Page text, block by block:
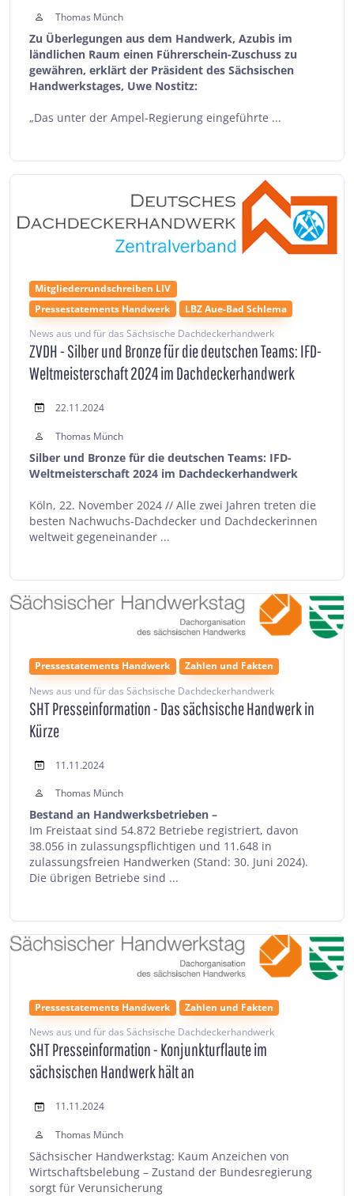
Thomas Münch
Zu Überlegungen aus dem Handwerk, Azubis im
ländlichen Raum einen Führerschein-Zuschuss zu
gewähren, erklärt der Präsident des Sächsischen
Handwerkstages, Uwe Nostitz:
„Das unter der Ampel-Regierung eingeführte ...
Mitgliederrundschreiben LIV
Pressestatements Handwerk
LBZ Aue-Bad Schlema
News aus und für das Sächsische Dachdeckerhandwerk
ZVDH - Silber und Bronze für die deutschen Teams: IFD-
Weltmeisterschaft 2024 im Dachdeckerhandwerk
22.11.2024
Thomas Münch
Silber und Bronze für die deutschen Teams: IFD-
Weltmeisterschaft 2024 im Dachdeckerhandwerk
Köln, 22. November 2024 // Alle zwei Jahren treten die
besten Nachwuchs-Dachdecker und Dachdeckerinnen
weltweit gegeneinander ...
Pressestatements Handwerk
Zahlen und Fakten
News aus und für das Sächsische Dachdeckerhandwerk
SHT Presseinformation - Das sächsische Handwerk in
Kürze
11.11.2024
Thomas Münch
Bestand an Handwerksbetrieben –
Im Freistaat sind 54.872 Betriebe registriert, davon
38.056 in zulassungspflichtigen und 11.648 in
zulassungsfreien Handwerken (Stand: 30. Juni 2024).
Die übrigen Betriebe sind ...
Pressestatements Handwerk
Zahlen und Fakten
News aus und für das Sächsische Dachdeckerhandwerk
SHT Presseinformation - Konjunkturflaute im
sächsischen Handwerk hält an
11.11.2024
Thomas Münch
Sächsischer Handwerkstag: Kaum Anzeichen von
Wirtschaftsbelebung – Zustand der Bundesregierung
sorgt für Verunsicherung